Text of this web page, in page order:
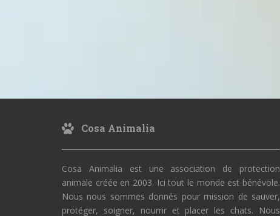
Cosa Animalia
Cosa Animalia est une association de protection
animale créée en 2003. Ici tout le monde est bénévole.
Nous nous sommes donnés pour mission de sauver,
protéger, soigner, nourrir et placer les chats. Nous